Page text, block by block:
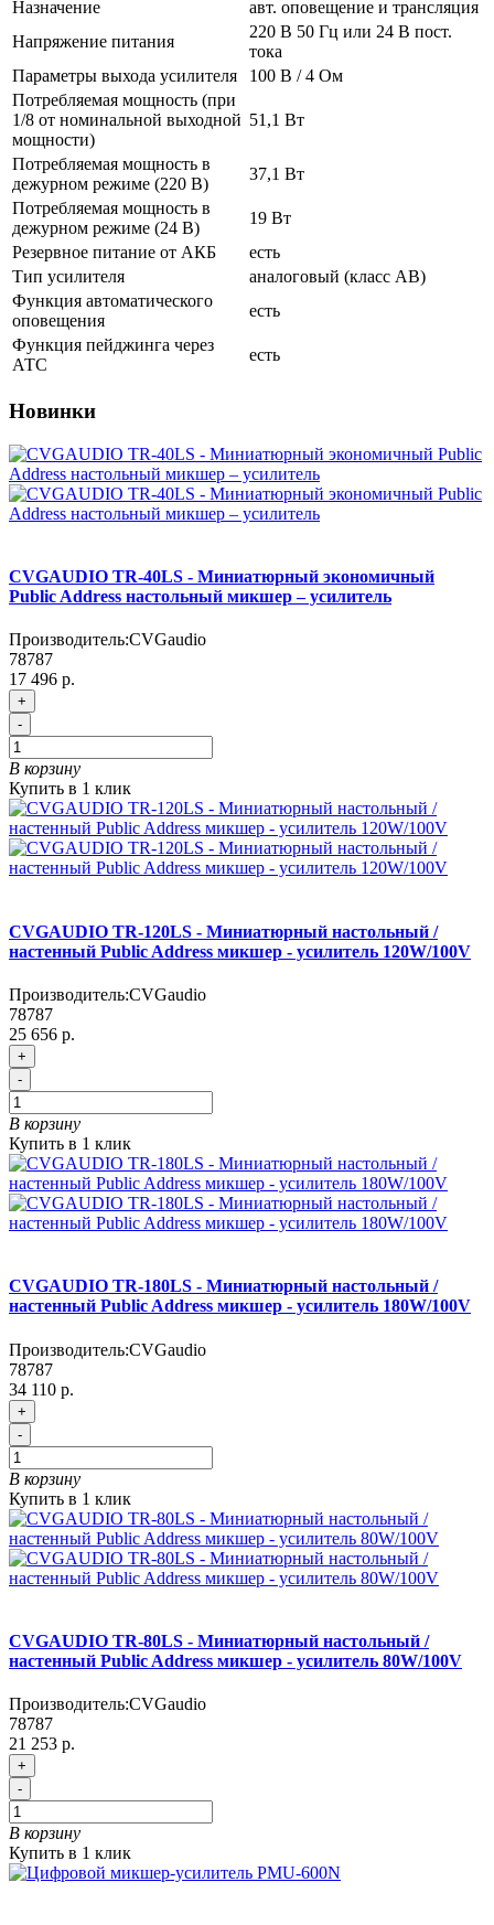
Назначение
авт. оповещение и трансляция
Напряжение питания
220 В 50 Гц или 24 В пост.
тока
Параметры выхода усилителя
100 В / 4 Ом
Потребляемая мощность (при
1/8 от номинальной выходной
мощности)
51,1 Вт
Потребляемая мощность в
дежурном режиме (220 В)
37,1 Вт
Потребляемая мощность в
дежурном режиме (24 В)
19 Вт
Резервное питание от АКБ
есть
Тип усилителя
аналоговый (класс AB)
Функция автоматического
оповещения
есть
Функция пейджинга через
АТС
есть
Новинки
CVGAUDIO TR-40LS - Миниатюрный экономичный
Public Address настольный микшер – усилитель
Производитель:CVGaudio
78787
17 496 р.
+
-
В корзину
Купить в 1 клик
CVGAUDIO TR-120LS - Миниатюрный настольный /
настенный Public Address микшер - усилитель 120W/100V
Производитель:CVGaudio
78787
25 656 р.
+
-
В корзину
Купить в 1 клик
CVGAUDIO TR-180LS - Миниатюрный настольный /
настенный Public Address микшер - усилитель 180W/100V
Производитель:CVGaudio
78787
34 110 р.
+
-
В корзину
Купить в 1 клик
CVGAUDIO TR-80LS - Миниатюрный настольный /
настенный Public Address микшер - усилитель 80W/100V
Производитель:CVGaudio
78787
21 253 р.
+
-
В корзину
Купить в 1 клик